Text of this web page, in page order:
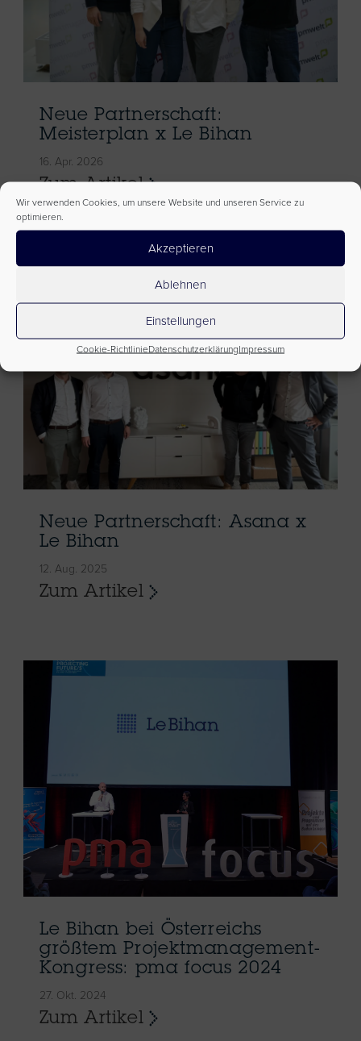
Wir verwenden Cookies, um unsere Website und unseren Service zu
optimieren.
Akzeptieren
Ablehnen
Einstellungen
Cookie-RichtlinieDatenschutzerklärung Impressum
Neue Partnerschaft:
Meisterplan x Le Bihan
16. Apr. 2026
Zum Artikel
Neue Partnerschaft: Asana x
Le Bihan
12. Aug. 2025
Zum Artikel
Le Bihan bei Österreichs
größtem Projektmanagement-
Kongress: pma focus 2024
27. Okt. 2024
Zum Artikel